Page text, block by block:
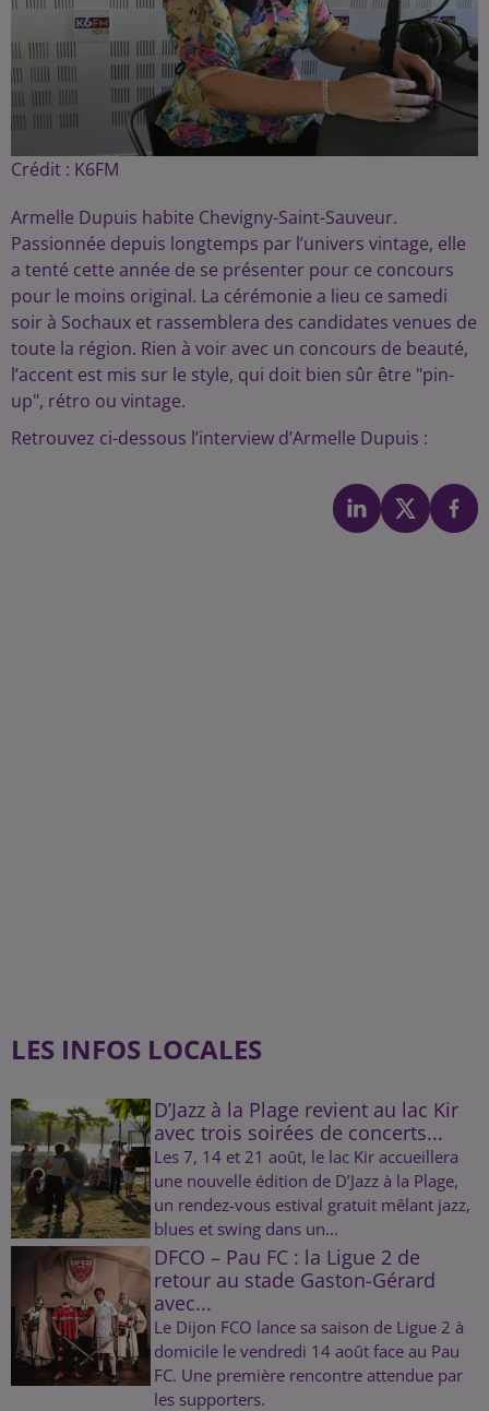
Crédit : K6FM
Armelle Dupuis habite Chevigny-Saint-Sauveur.
Passionnée depuis longtemps par l’univers vintage, elle
a tenté cette année de se présenter pour ce concours
pour le moins original. La cérémonie a lieu ce samedi
soir à Sochaux et rassemblera des candidates venues de
toute la région. Rien à voir avec un concours de beauté,
l’accent est mis sur le style, qui doit bien sûr être "pin-
up", rétro ou vintage.
Retrouvez ci-dessous l’interview d’Armelle Dupuis :
LES INFOS LOCALES
D’Jazz à la Plage revient au lac Kir
avec trois soirées de concerts...
Les 7, 14 et 21 août, le lac Kir accueillera
une nouvelle édition de D’Jazz à la Plage,
un rendez-vous estival gratuit mêlant jazz,
blues et swing dans un...
DFCO – Pau FC : la Ligue 2 de
retour au stade Gaston-Gérard
avec...
Le Dijon FCO lance sa saison de Ligue 2 à
domicile le vendredi 14 août face au Pau
FC. Une première rencontre attendue par
les supporters.